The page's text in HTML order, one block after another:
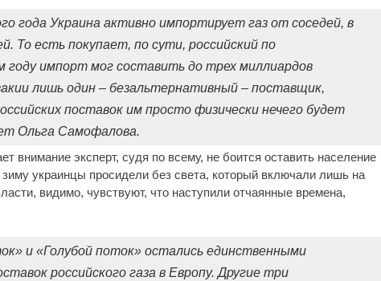
года Украина активно импортирует газ от соседей, в
То есть покупает, по сути, российский по
году импорт мог составить до трех миллиардов
лишь один – безальтернативный – поставщик,
поставок им просто физически нечего будет
Ольга Самофалова.
внимание эксперт, судя по всему, не боится оставить население
украинцы просидели без света, который включали лишь на
видимо, чувствуют, что наступили отчаянные времена,
и «Голубой поток» остались единственными
российского газа в Европу. Другие три